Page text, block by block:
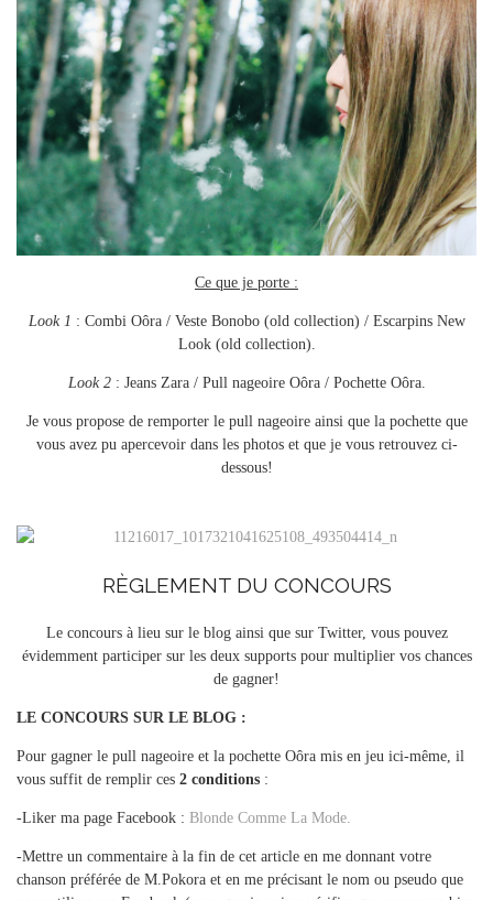
Ce que je porte :
Look 1 : Combi Oôra / Veste Bonobo (old collection) / Escarpins New
Look (old collection).
Look 2: Jeans Zara / Pull nageoire Oôra / Pochette Oôra.
Je vous propose de remporter le pull nageoire ainsi que la pochette que
vous avez pu apercevoir dans les photos et que je vous retrouvez ci-
dessous!
RÈGLEMENT DU CONCOURS
Le concours à lieu sur le blog ainsi que sur Twitter, vous pouvez
évidemment participer sur les deux supports pour multiplier vos chances
de gagner!
LE CONCOURS SUR LE BLOG :
Pour gagner le pull nageoire et la pochette Oôra mis en jeu ici-même, il
vous suffit de remplir ces 2 conditions :
-Liker ma page Facebook : Blonde Comme La Mode.
-Mettre un commentaire à la fin de cet article en me donnant votre
chanson préférée de M.Pokora et en me précisant le nom ou pseudo que